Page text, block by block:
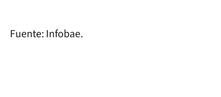
Fuente: Infobae.